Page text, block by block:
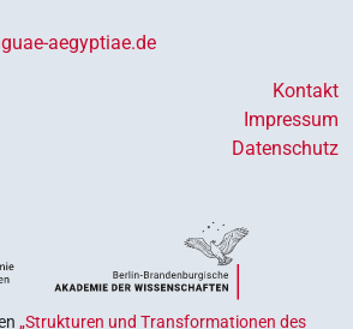
aegyptiae.de
Kontakt
Impressum
Datenschutz
„Strukturen und Transformationen des